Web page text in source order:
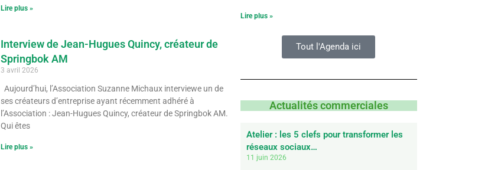
Lire plus »
Interview de Jean-Hugues Quincy, créateur de
Springbok AM
3 avril 2026
Aujourd’hui, l’Association Suzanne Michaux interviewe un de
ses créateurs d’entreprise ayant récemment adhéré à
l’Association : Jean-Hugues Quincy, créateur de Springbok AM.
Qui êtes
Lire plus »
Lire plus »
Tout l'Agenda ici
Actualités commerciales
Atelier : les 5 clefs pour transformer les
réseaux sociaux…
11 juin 2026